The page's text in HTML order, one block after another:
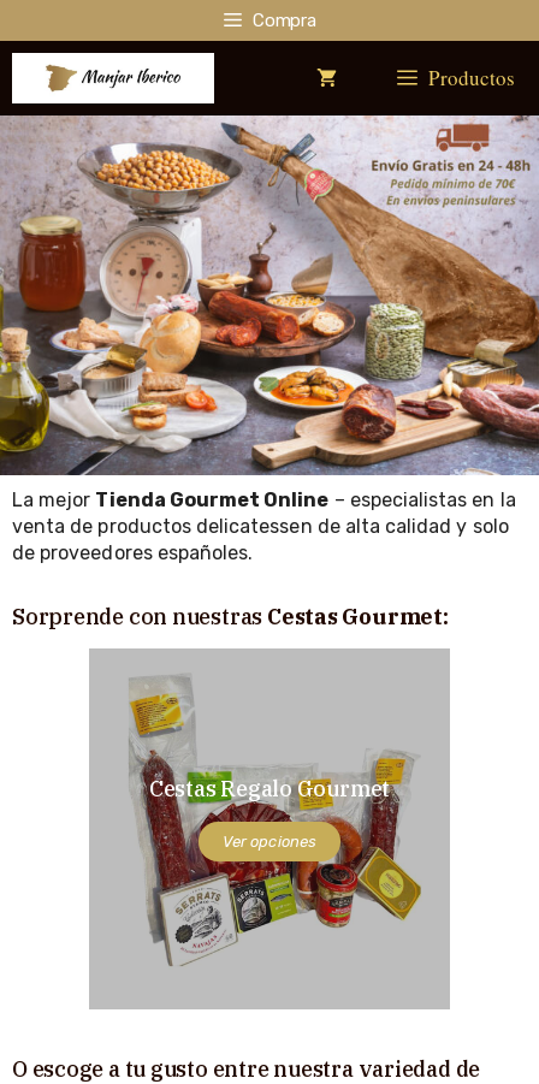
al
contenido
Compra
Productos
La mejor Tienda Gourmet Online – especialistas en la
venta de productos delicatessen de alta calidad y solo
de proveedores españoles.
Sorprende con nuestras Cestas Gourmet:
Cestas Regalo Gourmet
Ver opciones
O escoge a tu gusto entre nuestra variedad de